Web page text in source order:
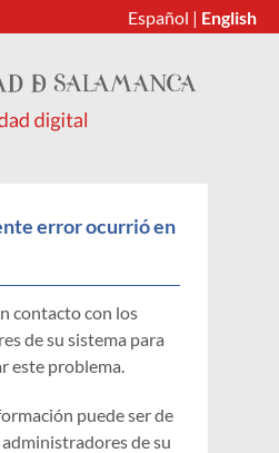
Español | English
error ocurrió en
contacto con los
de su sistema para
este problema.
puede ser de
de su